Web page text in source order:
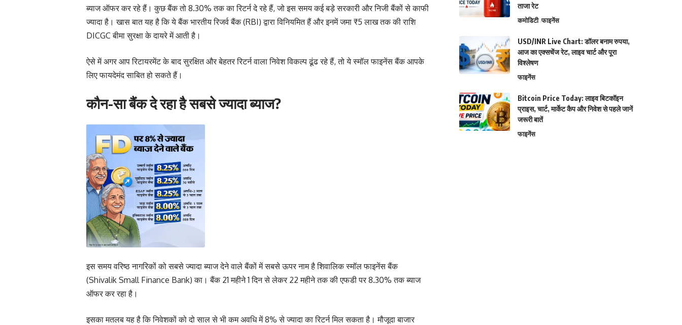
ब्याज ऑफर कर रहे हैं। कुछ बैंक तो 8.30% तक का रिटर्न दे रहे हैं, जो इस समय कई बड़े सरकारी और निजी बैंकों से काफी
ज्यादा है। खास बात यह है कि ये बैंक भारतीय रिजर्व बैंक (RBI) द्वारा विनियमित हैं और इनमें जमा ₹5 लाख तक की राशि
DICGC बीमा सुरक्षा के दायरे में आती है।
ऐसे में अगर आप रिटायरमेंट के बाद सुरक्षित और बेहतर रिटर्न वाला निवेश विकल्प ढूंढ रहे हैं, तो ये स्मॉल फाइनेंस बैंक आपके
लिए फायदेमंद साबित हो सकते हैं।
कौन-सा बैंक दे रहा है सबसे ज्यादा ब्याज?
इस समय वरिष्ठ नागरिकों को सबसे ज्यादा ब्याज देने वाले बैंकों में सबसे ऊपर नाम है शिवालिक स्मॉल फाइनेंस बैंक
(Shivalik Small Finance Bank) का। बैंक 21 महीने 1 दिन से लेकर 22 महीने तक की एफडी पर 8.30% तक ब्याज
ऑफर कर रहा है।
इसका मतलब यह है कि निवेशकों को दो साल से भी कम अवधि में 8% से ज्यादा का रिटर्न मिल सकता है। मौजूदा बाजार
ताजा रेट
कमोडिटी फाइनेंस
USD/INR Live Chart: डॉलर बनाम रुपया,
आज का एक्सचेंज रेट, लाइव चार्ट और पूरा
विश्लेषण
फाइनेंस
Bitcoin Price Today: लाइव बिटकॉइन
प्राइस, चार्ट, मार्केट कैप और निवेश से पहले जानें
जरूरी बातें
फाइनेंस